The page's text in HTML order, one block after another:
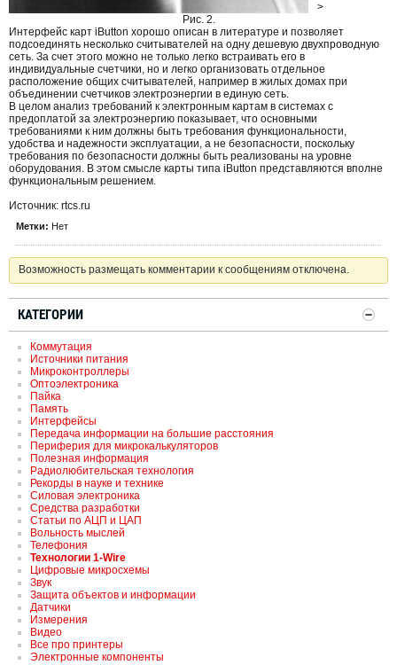
>
Рис. 2.
Интерфейс карт iButton хорошо описан в литературе и позволяет
подсоединять несколько считывателей на одну дешевую двухпроводную
сеть. За счет этого можно не только легко встраивать его в
индивидуальные счетчики, но и легко организовать отдельное
расположение общих считывателей, например в жилых домах при
объединении счетчиков электроэнергии в единую сеть.
В целом анализ требований к электронным картам в системах с
предоплатой за электроэнергию показывает, что основными
требованиями к ним должны быть требования функциональности,
удобства и надежности эксплуатации, а не безопасности, поскольку
требования по безопасности должны быть реализованы на уровне
оборудования. В этом смысле карты типа iButton представляются вполне
функциональным решением.
Источник: rtcs.ru
Метки: Нет
Возможность размещать комментарии к сообщениям отключена.
КАТЕГОРИИ
Коммутация
Источники питания
Микроконтроллеры
Оптоэлектроника
Пайка
Память
Интерфейсы
Передача информации на большие расстояния
Периферия для микрокалькуляторов
Полезная информация
Радиолюбительская технология
Рекорды в науке и технике
Силовая электроника
Средства разработки
Статьи по АЦП и ЦАП
Вольность мыслей
Телефония
Технологии 1-Wire
Цифровые микросхемы
Звук
Защита объектов и информации
Датчики
Измерения
Видео
Все про принтеры
Электронные компоненты